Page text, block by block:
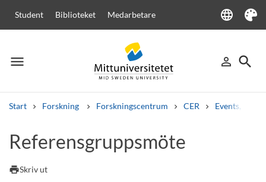
Student Biblioteket Medarbetare language
Language
Tema
menu
Meny person_outline
Logga in
search
Sök
Start Forskning Forskningscentrum CER Events,
Andra söktjänster
Kurser och program
Referensgruppsmöte
printSkriv ut